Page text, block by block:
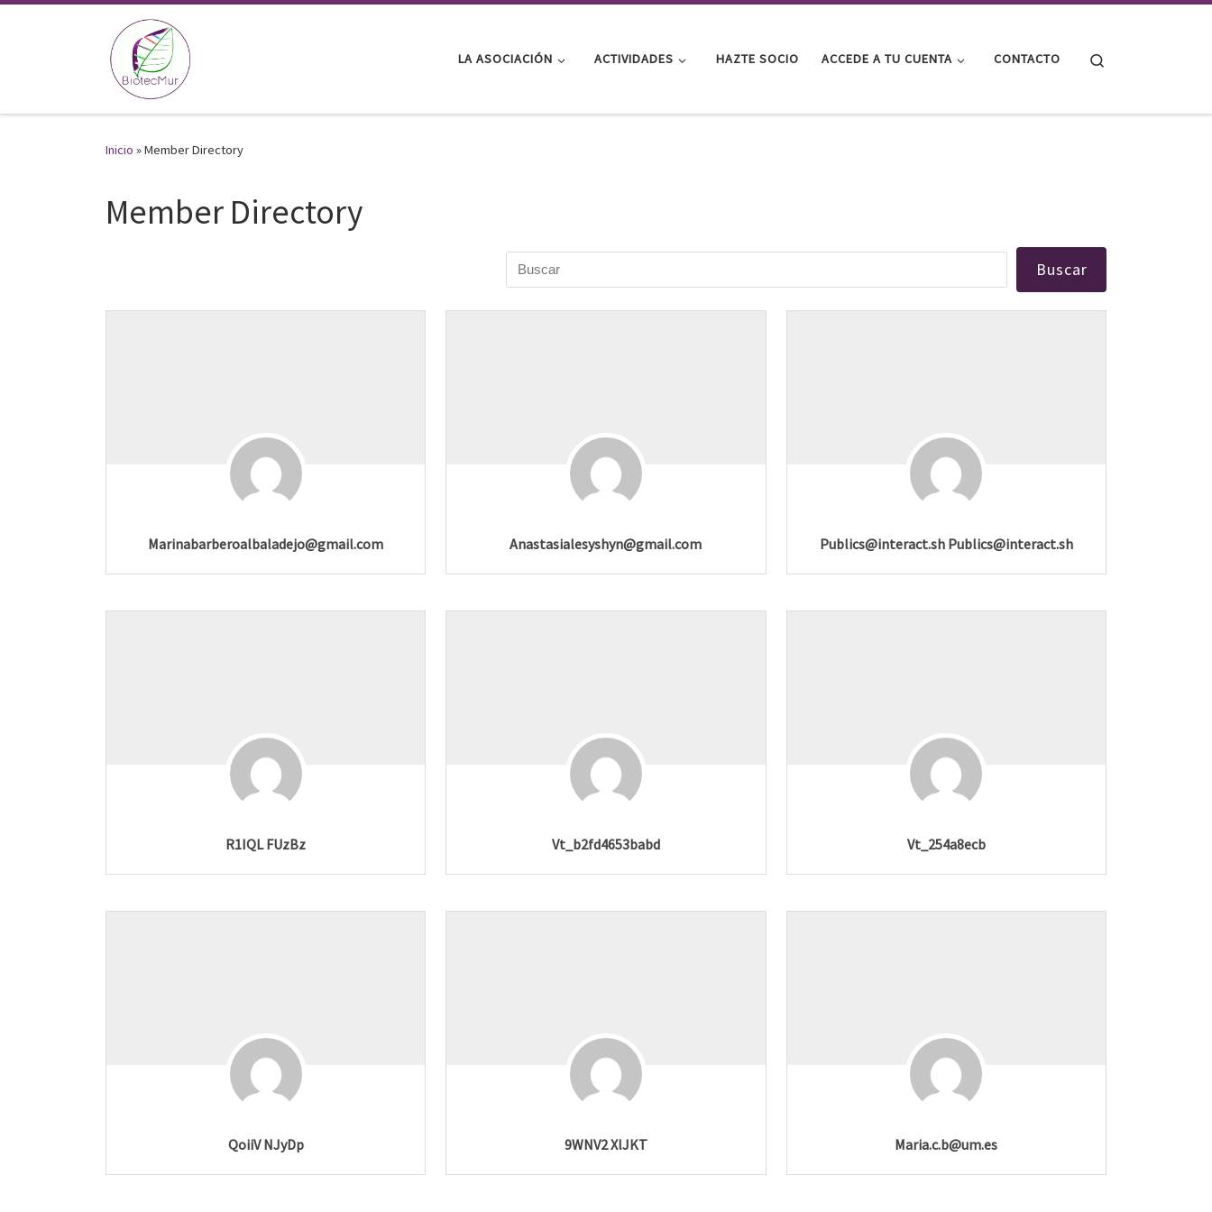
Saltar al contenido
LA ASOCIACIÓN ACTIVIDADES HAZTE SOCIO ACCEDE A TU CUENTA CONTACTO
Inicio »Member Directory
Member Directory
Marinabarberoalbaladejo@gmail.com Anastasialesyshyn@gmail.com Publics@interact.sh Publics@interact.sh
R1IQL FUzBz Vt_b2fd4653babd Vt_254a8ecb
QoiiV NJyDp 9WNV2 XlJKT Maria.c.b@um.es